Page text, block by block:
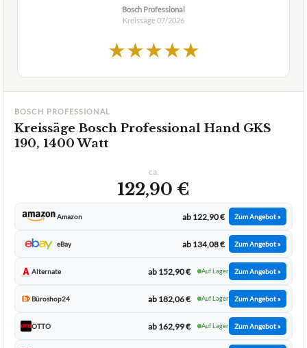
Bosch Professional
Kreissäge 07/2026
★★★★★
BOSCH PROFESSIONAL
Kreissäge Bosch Professional Hand GKS
190, 1400 Watt
ca.
122,90 €
Amazon ab 122,90 € Zum Angebot »
eBay ab 134,08 € Zum Angebot »
Alternate ab 152,90 € Auf Lager Zum Angebot »
Büroshop24 ab 182,06 € Auf Lager Zum Angebot »
OTTO ab 162,99 € Auf Lager Zum Angebot »